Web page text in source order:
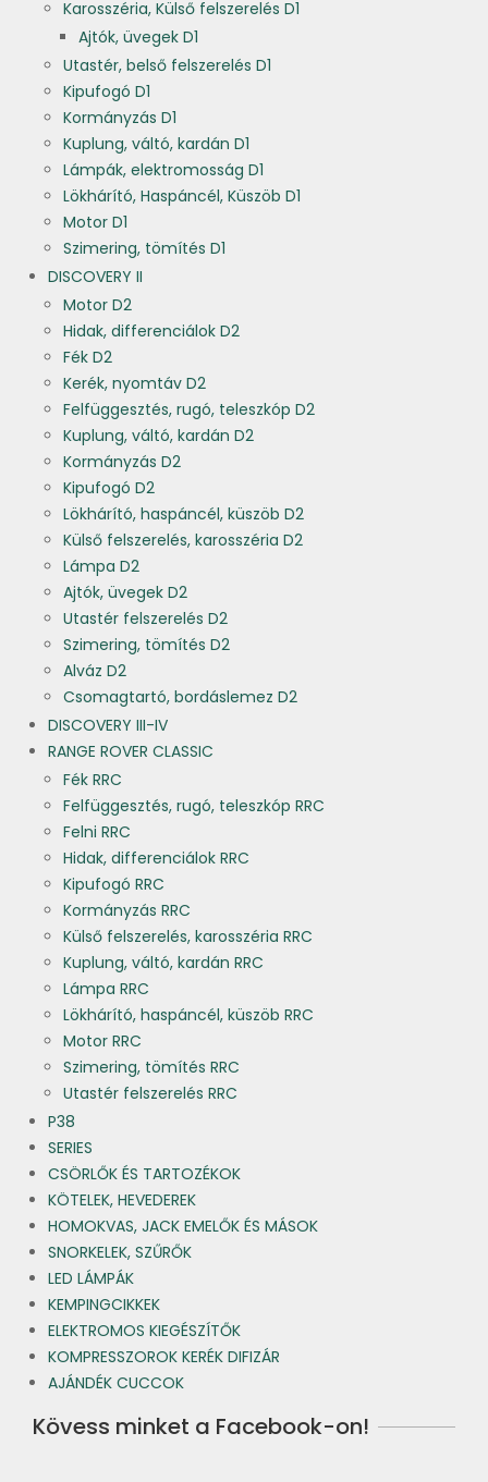
Karosszéria, Külső felszerelés D1
Ajtók, üvegek D1
Utastér, belső felszerelés D1
Kipufogó D1
Kormányzás D1
Kuplung, váltó, kardán D1
Lámpák, elektromosság D1
Lökhárító, Haspáncél, Küszöb D1
Motor D1
Szimering, tömítés D1
DISCOVERY II
Motor D2
Hidak, differenciálok D2
Fék D2
Kerék, nyomtáv D2
Felfüggesztés, rugó, teleszkóp D2
Kuplung, váltó, kardán D2
Kormányzás D2
Kipufogó D2
Lökhárító, haspáncél, küszöb D2
Külső felszerelés, karosszéria D2
Lámpa D2
Ajtók, üvegek D2
Utastér felszerelés D2
Szimering, tömítés D2
Alváz D2
Csomagtartó, bordáslemez D2
DISCOVERY III-IV
RANGE ROVER CLASSIC
Fék RRC
Felfüggesztés, rugó, teleszkóp RRC
Felni RRC
Hidak, differenciálok RRC
Kipufogó RRC
Kormányzás RRC
Külső felszerelés, karosszéria RRC
Kuplung, váltó, kardán RRC
Lámpa RRC
Lökhárító, haspáncél, küszöb RRC
Motor RRC
Szimering, tömítés RRC
Utastér felszerelés RRC
P38
SERIES
CSÖRLŐK ÉS TARTOZÉKOK
KÖTELEK, HEVEDEREK
HOMOKVAS, JACK EMELŐK ÉS MÁSOK
SNORKELEK, SZŰRŐK
LED LÁMPÁK
KEMPINGCIKKEK
ELEKTROMOS KIEGÉSZÍTŐK
KOMPRESSZOROK KERÉK DIFIZÁR
AJÁNDÉK CUCCOK
Kövess minket a Facebook-on!